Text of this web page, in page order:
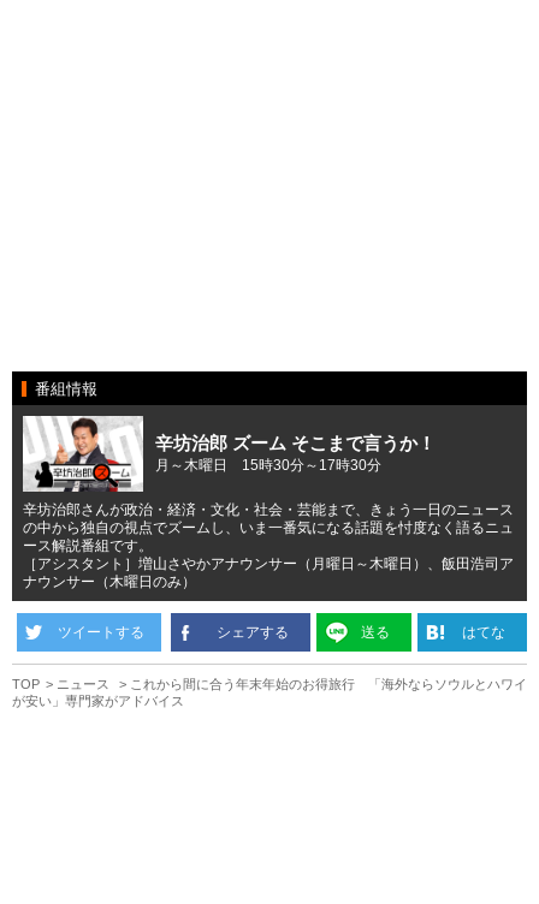
番組情報
辛坊治郎 ズーム そこまで言うか！
月～木曜日 15時30分～17時30分
辛坊治郎さんが政治・経済・文化・社会・芸能まで、きょう一日のニュース
の中から独自の視点でズームし、いま一番気になる話題を忖度なく語るニュ
ース解説番組です。
［アシスタント］増山さやかアナウンサー（月曜日～木曜日）、飯田浩司ア
ナウンサー（木曜日のみ）
ツイートする シェアする 送る はてな
TOP ニュース
これから間に合う年末年始のお得旅行 「海外ならソウルとハワイ
が安い」専門家がアドバイス